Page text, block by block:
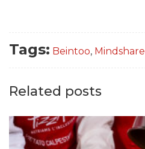
Tags: Beintoo, Mindshare
Related posts